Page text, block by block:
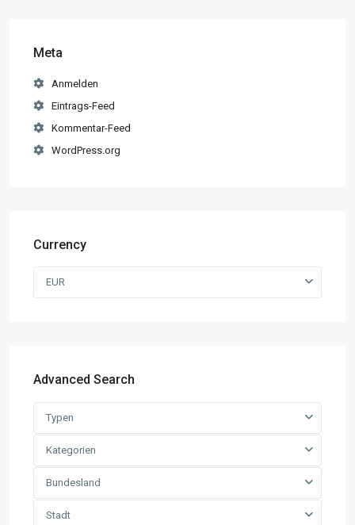
Meta
Anmelden
Eintrags-Feed
Kommentar-Feed
WordPress.org
Currency
EUR
Advanced Search
Typen
Kategorien
Bundesland
Stadt